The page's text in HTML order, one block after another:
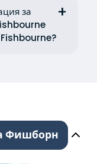
за
Fishbourne?
Фишборн